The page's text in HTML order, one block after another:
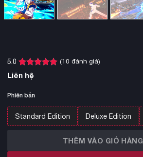
5.0
5.0trên 5
dựa trên
10
(10 đánh giá)
Liên hệ
Phiên bản
Standard Edition Deluxe Edition
THÊM VÀO GIỎ HÀNG